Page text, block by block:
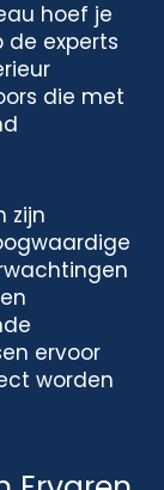
hoef je
de experts
die met
zijn
ervoor
worden